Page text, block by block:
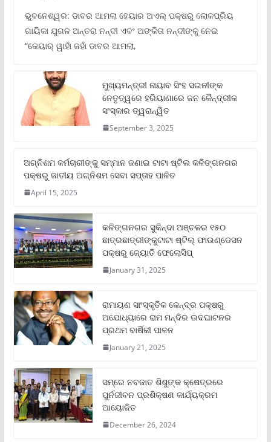
ଭୁବନେଶ୍ୱର: ଡାବର ଆମଲା ହେୟାର ଅଏଲ୍ ପକ୍ଷରୁ ଲୋକପ୍ରିୟ
ଗାୟିକା ଯୁଗଳ ଅନ୍ତରା ନନ୍ଦୀ ଏବଂ ଅଙ୍କିତା ନନ୍ଦୀଙ୍କୁ ନେଇ
“କେୟାର୍ ୱାହାଁ ଜହାଁ ଡାବର ଆମଲା,
ମୁଖ୍ୟମନ୍ତ୍ରୀ ନାୟାବ ସିଂହ ସଇନୀଙ୍କ
ନେତୃତ୍ୱରେ ହରିୟାଣାରେ ଜନ କୈନ୍ଦ୍ରୀକ
ସଂସ୍କାର ତ୍ୱରାନ୍ୱିତ
September 3, 2025
ଅଗ୍ନିଶମ କର୍ମଚାରୀଙ୍କୁ ସମ୍ମାନ ଜଣାଇ ଟାଟା ଷ୍ଟିଲ କଳିଙ୍ଗନଗର
ପକ୍ଷରୁ ଜାତୀୟ ଅଗ୍ନିଶମ ସେବା ସପ୍ତାହ ପାଳିତ
April 15, 2025
କଳିଙ୍ଗନଗର ସୁକିନ୍ଦା ଅଞ୍ଚଳର ୧୫୦
ଛାତ୍ରଛାତ୍ରୀଙ୍କୁଟାଟା ଷ୍ଟିଲ୍ ଫାଉଣ୍ଡେସନ
ପକ୍ଷରୁ ଜ୍ୟୋତି ଫେଲୋସିପ୍‌
January 31, 2025
ରାମାୟଣ ସାଂସ୍କୃତିକ କେନ୍ଦ୍ର ପକ୍ଷରୁ
ଅଯୋଧ୍ୟାରେ ରାମ ମନ୍ଦିର ଉଦଘାଟନର
ପ୍ରଥମ ବାର୍ଷିକୀ ପାଳନ
January 21, 2025
ସମ୍‌ରେ ନବଜାତ ଶିଶୁଙ୍କ କ୍ଷେତ୍ରରେ
ପୁର୍ନଜୀବନ ପ୍ରଶିକ୍ଷଣ କାର୍ଯ୍ୟକ୍ରମ
ଆୟୋଜିତ
December 26, 2024